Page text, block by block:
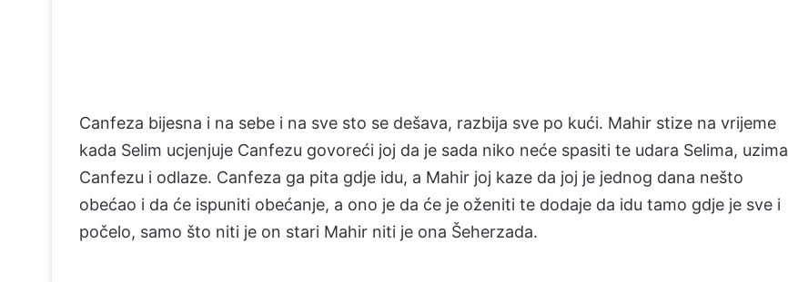
Canfeza bijesna i na sebe i na sve sto se dešava, razbija sve po kući. Mahir stize na vrijeme
kada Selim ucjenjuje Canfezu govoreći joj da je sada niko neće spasiti te udara Selima, uzima
Canfezu i odlaze. Canfeza ga pita gdje idu, a Mahir joj kaze da joj je jednog dana nešto
obećao i da će ispuniti obećanje, a ono je da će je oženiti te dodaje da idu tamo gdje je sve i
počelo, samo što niti je on stari Mahir niti je ona Šeherzada.